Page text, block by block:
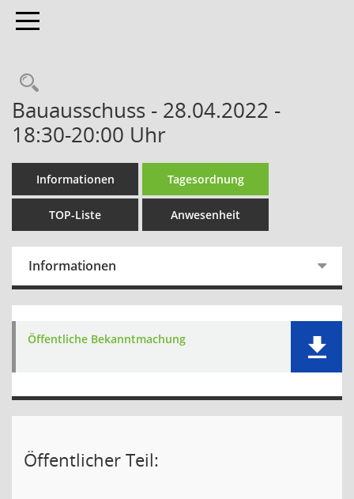
Toggle navigation
Bauausschuss - 28.04.2022 -
18:30-20:00 Uhr
Informationen Tagesordnung
TOP-Liste Anwesenheit
Informationen
Öffentliche Bekanntmachung
Öffentlicher Teil: